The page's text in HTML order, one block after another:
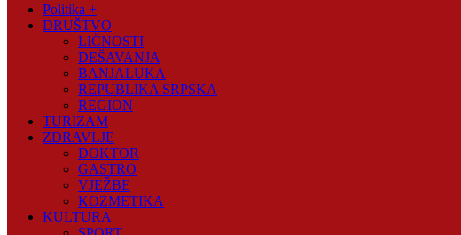
Politika +
DRUŠTVO
LIČNOSTI
DEŠAVANJA
BANJALUKA
REPUBLIKA SRPSKA
REGION
TURIZAM
ZDRAVLJE
DOKTOR
GASTRO
VJEŽBE
KOZMETIKA
KULTURA